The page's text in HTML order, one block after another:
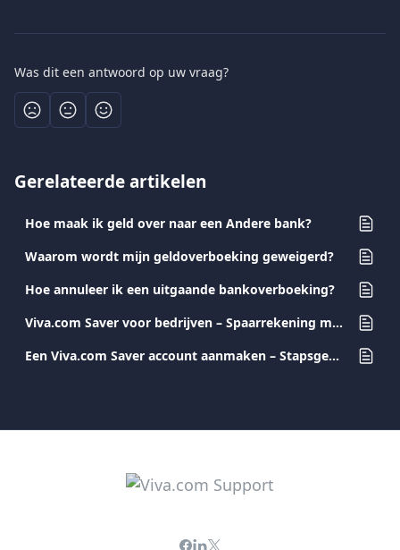
Was dit een antwoord op uw vraag?
Gerelateerde artikelen
Hoe maak ik geld over naar een Andere bank?
Waarom wordt mijn geldoverboeking geweigerd?
Hoe annuleer ik een uitgaande bankoverboeking?
Viva.com Saver voor bedrijven – Spaarrekening met maandelijkse rente-uitkeringen
Een Viva.com Saver account aanmaken – Stapsgewijze instructies